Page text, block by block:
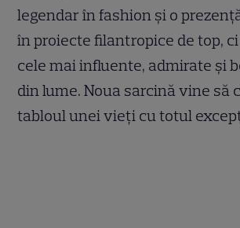
legendar în fashion și o
în proiecte filantropice de top,
cele mai influente, admirate și
din lume. Noua sarcină vine să
tabloul unei vieți cu totul